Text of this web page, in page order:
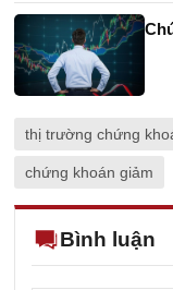
thị trường chứng
chứng khoán giảm
Bình luận